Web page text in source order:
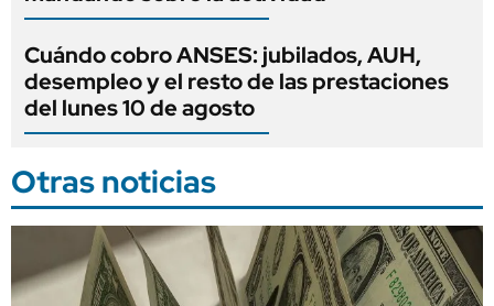
Cuándo cobro ANSES: jubilados, AUH,
desempleo y el resto de las prestaciones
del lunes 10 de agosto
Otras noticias